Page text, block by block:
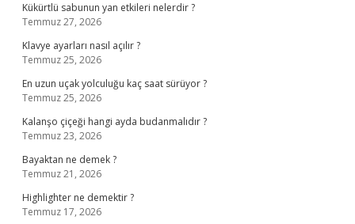
Kükürtlü sabunun yan etkileri nelerdir ?
Temmuz 27, 2026
Klavye ayarları nasıl açılır ?
Temmuz 25, 2026
En uzun uçak yolculuğu kaç saat sürüyor ?
Temmuz 25, 2026
Kalanşo çiçeği hangi ayda budanmalıdır ?
Temmuz 23, 2026
Bayaktan ne demek ?
Temmuz 21, 2026
Highlighter ne demektir ?
Temmuz 17, 2026